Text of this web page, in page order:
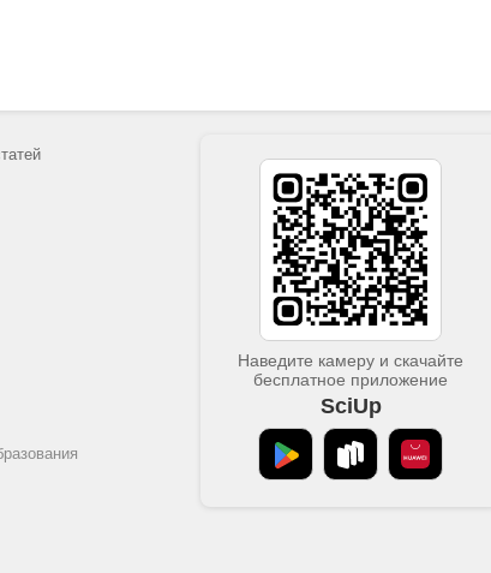
Наведите камеру и скачайте
бесплатное приложение
SciUp